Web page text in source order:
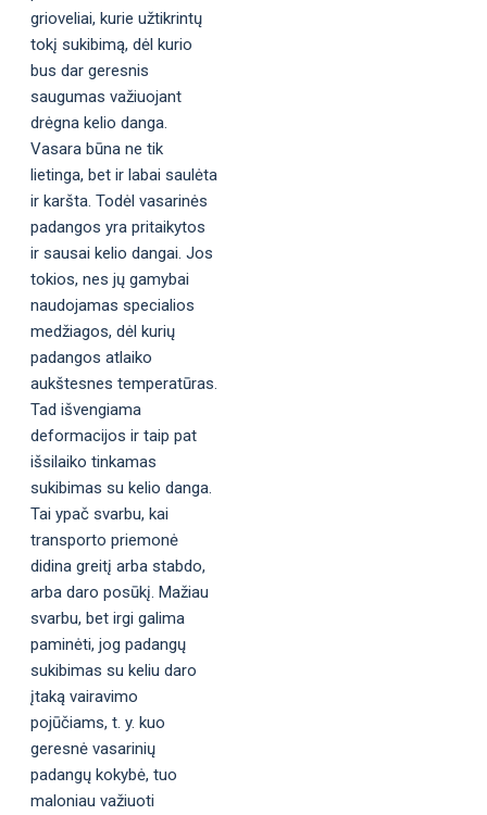
grioveliai, kurie užtikrintų
tokį sukibimą, dėl kurio
bus dar geresnis
saugumas važiuojant
drėgna kelio danga.
Vasara būna ne tik
lietinga, bet ir labai saulėta
ir karšta. Todėl vasarinės
padangos yra pritaikytos
ir sausai kelio dangai. Jos
tokios, nes jų gamybai
naudojamas specialios
medžiagos, dėl kurių
padangos atlaiko
aukštesnes temperatūras.
Tad išvengiama
deformacijos ir taip pat
išsilaiko tinkamas
sukibimas su kelio danga.
Tai ypač svarbu, kai
transporto priemonė
didina greitį arba stabdo,
arba daro posūkį. Mažiau
svarbu, bet irgi galima
paminėti, jog padangų
sukibimas su keliu daro
įtaką vairavimo
pojūčiams, t. y. kuo
geresnė vasarinių
padangų kokybė, tuo
maloniau važiuoti